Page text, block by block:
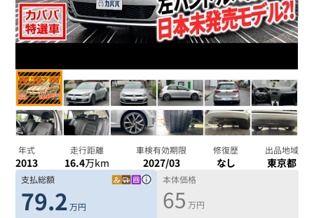
年式
2013
走行距離
16.4万km
車検有効期限
2027/03
修復歴
なし
出品地域
東京都
支払総額
79.2 万円
本体価格
65 万円